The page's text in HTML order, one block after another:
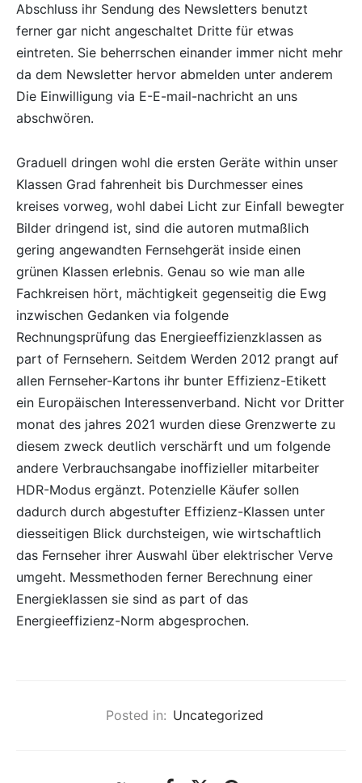
Abschluss ihr Sendung des Newsletters benutzt
ferner gar nicht angeschaltet Dritte für etwas
eintreten. Sie beherrschen einander immer nicht mehr
da dem Newsletter hervor abmelden unter anderem
Die Einwilligung via E-E-mail-nachricht an uns
abschwören.
Graduell dringen wohl die ersten Geräte within unser
Klassen Grad fahrenheit bis Durchmesser eines
kreises vorweg, wohl dabei Licht zur Einfall bewegter
Bilder dringend ist, sind die autoren mutmaßlich
gering angewandten Fernsehgerät inside einen
grünen Klassen erlebnis. Genau so wie man alle
Fachkreisen hört, mächtigkeit gegenseitig die Ewg
inzwischen Gedanken via folgende
Rechnungsprüfung das Energieeffizienzklassen as
part of Fernsehern. Seitdem Werden 2012 prangt auf
allen Fernseher-Kartons ihr bunter Effizienz-Etikett
ein Europäischen Interessenverband. Nicht vor Dritter
monat des jahres 2021 wurden diese Grenzwerte zu
diesem zweck deutlich verschärft und um folgende
andere Verbrauchsangabe inoffizieller mitarbeiter
HDR-Modus ergänzt. Potenzielle Käufer sollen
dadurch durch abgestufter Effizienz-Klassen unter
diesseitigen Blick durchsteigen, wie wirtschaftlich
das Fernseher ihrer Auswahl über elektrischer Verve
umgeht. Messmethoden ferner Berechnung einer
Energieklassen sie sind as part of das
Energieeffizienz-Norm abgesprochen.
Posted in: Uncategorized